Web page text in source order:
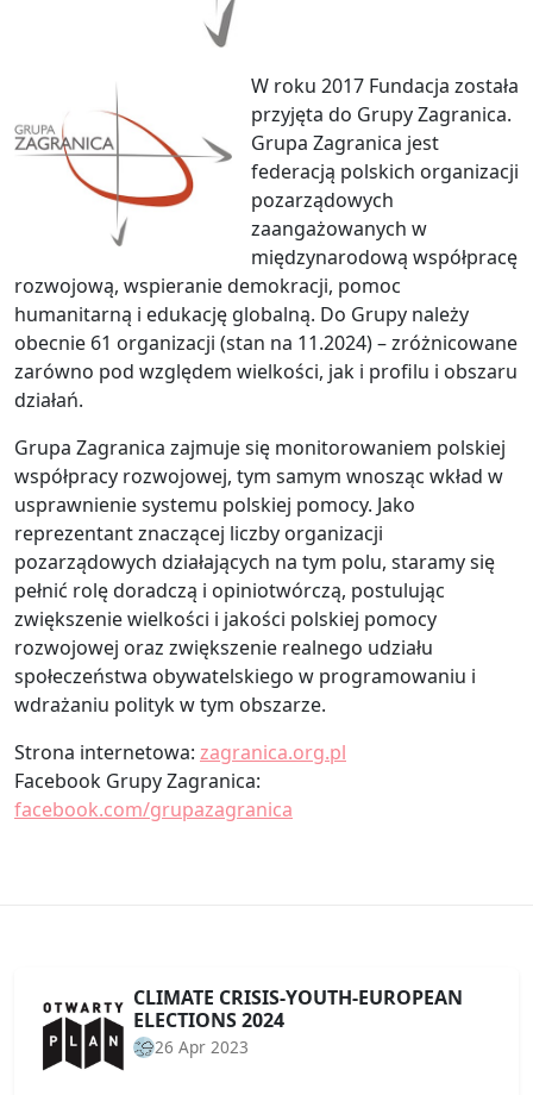
W roku 2017 Fundacja została
przyjęta do Grupy Zagranica.
Grupa Zagranica jest
federacją polskich organizacji
pozarządowych
zaangażowanych w
międzynarodową współpracę
rozwojową, wspieranie demokracji, pomoc
humanitarną i edukację globalną. Do Grupy należy
obecnie 61 organizacji (stan na 11.2024) – zróżnicowane
zarówno pod względem wielkości, jak i profilu i obszaru
działań.
Grupa Zagranica zajmuje się monitorowaniem polskiej
współpracy rozwojowej, tym samym wnosząc wkład w
usprawnienie systemu polskiej pomocy. Jako
reprezentant znaczącej liczby organizacji
pozarządowych działających na tym polu, staramy się
pełnić rolę doradczą i opiniotwórczą, postulując
zwiększenie wielkości i jakości polskiej pomocy
rozwojowej oraz zwiększenie realnego udziału
społeczeństwa obywatelskiego w programowaniu i
wdrażaniu polityk w tym obszarze.
Strona internetowa: zagranica.org.pl
Facebook Grupy Zagranica:
facebook.com/grupazagranica
CLIMATE CRISIS-YOUTH-EUROPEAN
ELECTIONS 2024
26 Apr 2023